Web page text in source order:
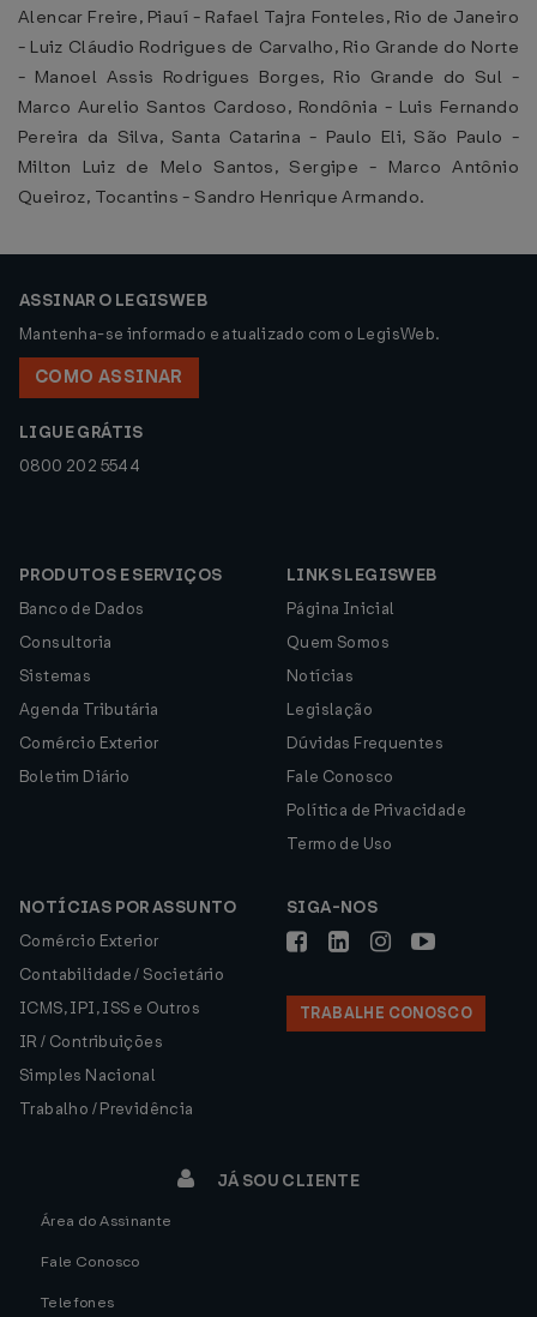
Alencar Freire, Piauí - Rafael Tajra Fonteles, Rio de Janeiro
- Luiz Cláudio Rodrigues de Carvalho, Rio Grande do Norte
- Manoel Assis Rodrigues Borges, Rio Grande do Sul -
Marco Aurelio Santos Cardoso, Rondônia - Luis Fernando
Pereira da Silva, Santa Catarina - Paulo Eli, São Paulo -
Milton Luiz de Melo Santos, Sergipe - Marco Antônio
Queiroz, Tocantins - Sandro Henrique Armando.
ASSINAR O LEGISWEB
Mantenha-se informado e atualizado com o LegisWeb.
COMO ASSINAR
LIGUE GRÁTIS
0800 202 5544
PRODUTOS E SERVIÇOS
Banco de Dados
Consultoria
Sistemas
Agenda Tributária
Comércio Exterior
Boletim Diário
LINKS LEGISWEB
Página Inicial
Quem Somos
Notícias
Legislação
Dúvidas Frequentes
Fale Conosco
Política de Privacidade
Termo de Uso
NOTÍCIAS POR ASSUNTO
Comércio Exterior
Contabilidade / Societário
ICMS, IPI, ISS e Outros
IR / Contribuições
Simples Nacional
Trabalho / Previdência
SIGA-NOS
TRABALHE CONOSCO
JÁ SOU CLIENTE
Área do Assinante
Fale Conosco
Telefones